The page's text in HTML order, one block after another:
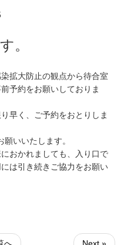
。
拡大防止の観点から待合室
予約をお願いしておりま
早く、ご予約をおとりしま
願いいたします。
おかれましても、入り口で
は引き続きご協力をお願い